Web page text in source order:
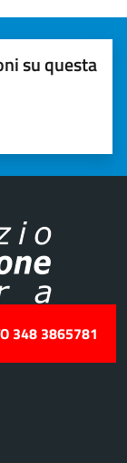
su questa
348 3865781